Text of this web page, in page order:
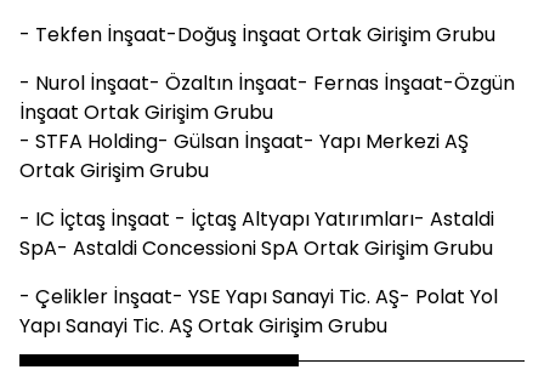
- Tekfen İnşaat-Doğuş İnşaat Ortak Girişim Grubu
- Nurol İnşaat- Özaltın İnşaat- Fernas İnşaat-Özgün
İnşaat Ortak Girişim Grubu
- STFA Holding- Gülsan İnşaat- Yapı Merkezi AŞ
Ortak Girişim Grubu
- IC İçtaş İnşaat - İçtaş Altyapı Yatırımları- Astaldi
SpA- Astaldi Concessioni SpA Ortak Girişim Grubu
- Çelikler İnşaat- YSE Yapı Sanayi Tic. AŞ- Polat Yol
Yapı Sanayi Tic. AŞ Ortak Girişim Grubu